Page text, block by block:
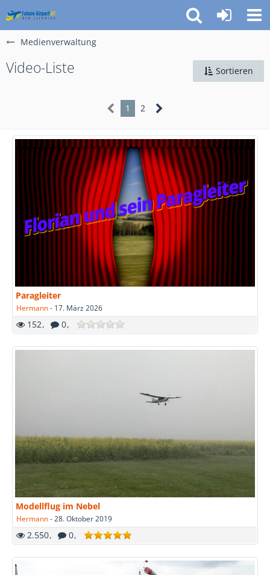
Medienverwaltung
Video-Liste Sortieren
1 2
Paragleiter
Hermann- 17. März 2026
152 0
Modellflug im Nebel
Hermann-28. Oktober 2019
2.550 0